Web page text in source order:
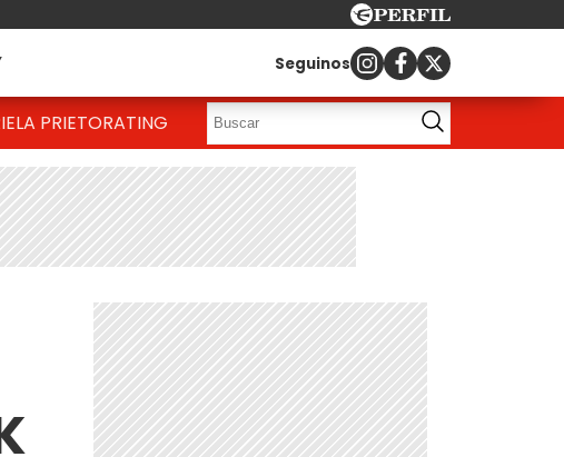
Seguinos
PRIETORATING